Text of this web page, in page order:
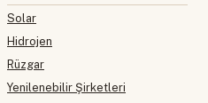
Solar
Hidrojen
Rüzgar
Yenilenebilir Şirketleri